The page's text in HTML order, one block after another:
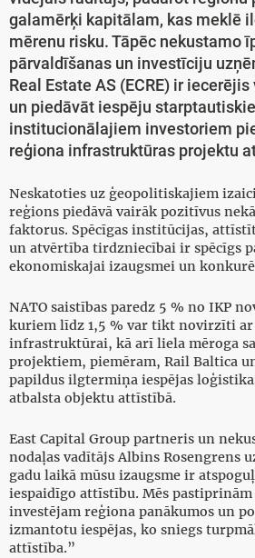
galamērķi kapitālam, kas meklē
mērenu risku. Tāpēc nekustamo
pārvaldīšanas un investīciju
Real Estate AS (ECRE) ir
un piedāvāt iespēju
institucionālajiem investoriem
reģiona infrastruktūras projektu
Neskatoties uz ģeopolitiskajiem
reģions piedāvā vairāk pozitīvus
faktorus. Spēcīgas institūcijas,
un atvērtība tirdzniecībai ir spēcīgs
ekonomiskajai izaugsmei un
NATO saistības paredz 5 % no IKP
kuriem līdz 1,5 % var tikt novirzīti
infrastruktūrai, kā arī liela mēroga
projektiem, piemēram, Rail Baltica
papildus ilgtermiņa iespējas
atbalsta objektu attīstībā.
East Capital Group partneris un
nodaļas vadītājs Albins Rosengrens
gadu laikā mūsu izaugsme ir
iespaidīgo attīstību. Mēs
investējam reģiona panākumos un
izmantotu iespējas, ko sniegs
attīstība.”